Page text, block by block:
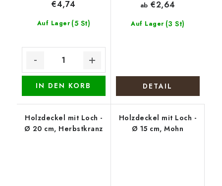
Auf Lager (5 St)
€4,74
IN DEN KORB
Auf Lager (3 St)
ab €2,64
DETAIL
Holzdeckel mit Loch -
Ø 20 cm, Herbstkranz
Holzdeckel mit Loch -
Ø 15 cm, Mohn